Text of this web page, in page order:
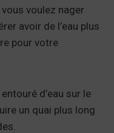
voulez nager
avoir de l’eau plus
pour votre
d’eau sur le
un quai plus long